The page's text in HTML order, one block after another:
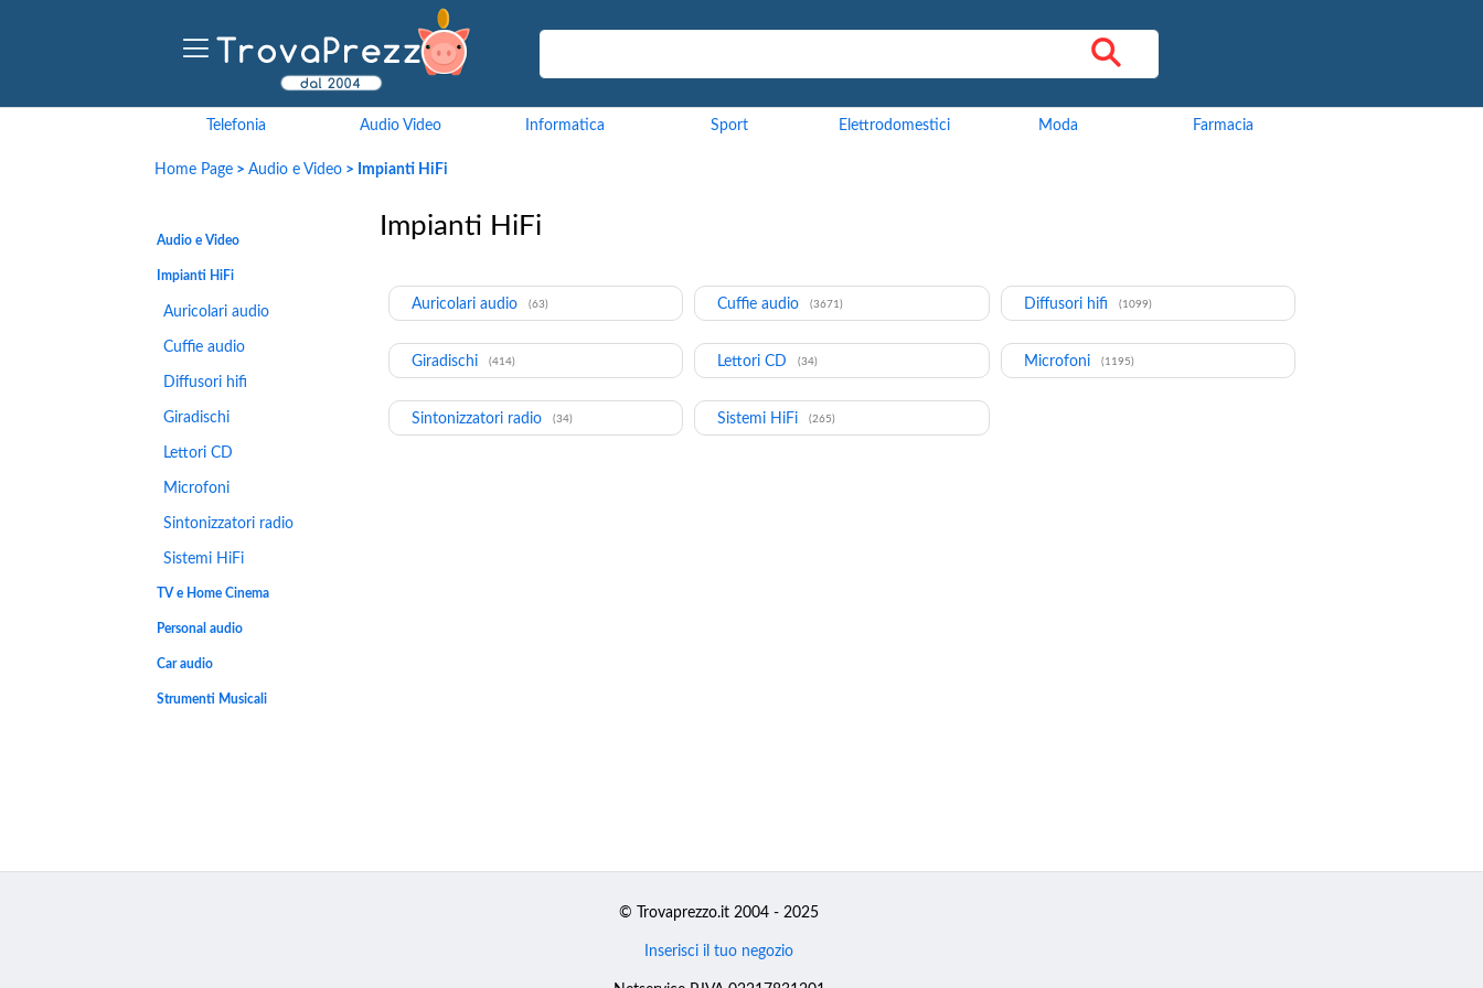
Telefonia Audio Video Informatica Sport Elettrodomestici Moda Farmacia
Home Page > Audio e Video > Impianti HiFi
Audio e Video
Impianti HiFi
Auricolari audio
Cuffie audio
Diffusori hifi
Giradischi
Lettori CD
Microfoni
Sintonizzatori radio
Sistemi HiFi
TV e Home Cinema
Personal audio
Car audio
Strumenti Musicali
Impianti HiFi
Auricolari audio (63) Cuffie audio (3671) Diffusori hifi (1099)
Giradischi (414) Lettori CD (34) Microfoni (1195)
Sintonizzatori radio (34) Sistemi HiFi (265)
© Trovaprezzo.it 2004 - 2025
Inserisci il tuo negozio